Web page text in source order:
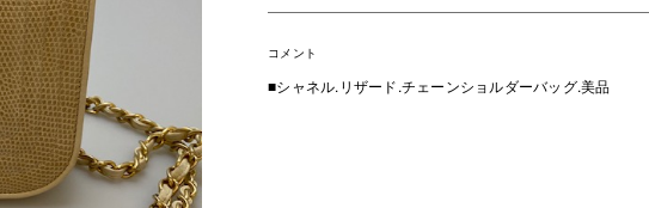
コメント
■シャネル.リザード.チェーンショルダーバッグ.美品